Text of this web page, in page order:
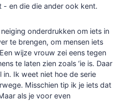
- en die die ander ook kent.
onderdrukken om iets in
te brengen, om mensen iets
wijze vrouw zei eens tegen
te laten zien zoals ‘ie is. Daar
Ik weet niet hoe de serie
Misschien tip ik je iets dat
als je voor even